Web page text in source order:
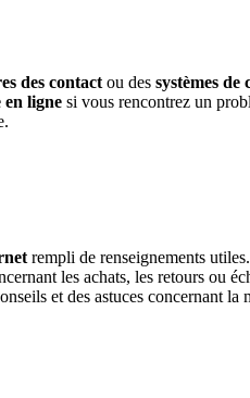
des contact ou des systèmes de
en ligne si vous rencontrez un
rempli de renseignements
les achats, les retours ou
et des astuces concernant la